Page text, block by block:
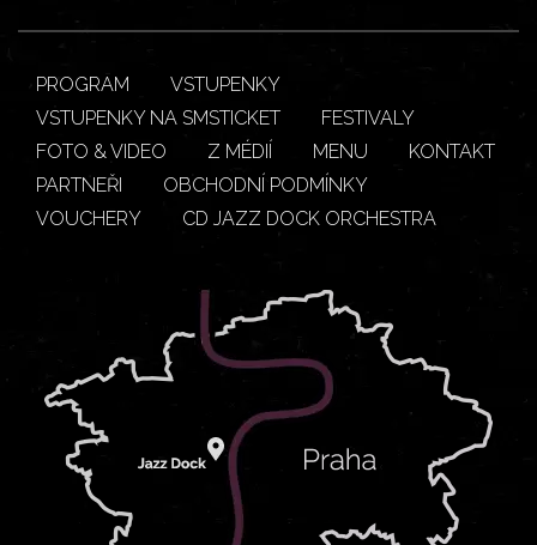
PROGRAM
VSTUPENKY
VSTUPENKY NA SMSTICKET
FESTIVALY
FOTO & VIDEO
Z MÉDIÍ MENU
KONTAKT
PARTNEŘI
OBCHODNÍ PODMÍNKY
VOUCHERY
CD JAZZ DOCK ORCHESTRA